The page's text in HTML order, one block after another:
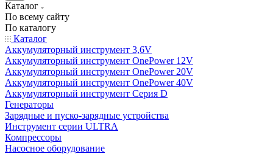
Каталог
По всему сайту
По каталогу
Каталог
Аккумуляторный инструмент 3,6V
Аккумуляторный инструмент OnePower 12V
Аккумуляторный инструмент OnePower 20V
Аккумуляторный инструмент OnePower 40V
Аккумуляторный инструмент Серия D
Генераторы
Зарядные и пуско-зарядные устройства
Инструмент серии ULTRA
Компрессоры
Насосное оборудование